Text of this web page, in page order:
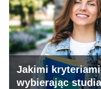
Jakimi
wybierając